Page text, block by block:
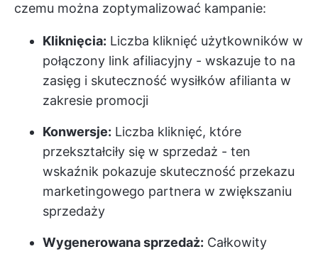
czemu można zoptymalizować kampanie:
Kliknięcia: Liczba kliknięć użytkowników w
połączony link afiliacyjny - wskazuje to na
zasięg i skuteczność wysiłków afilianta w
zakresie promocji
Konwersje: Liczba kliknięć, które
przekształciły się w sprzedaż - ten
wskaźnik pokazuje skuteczność przekazu
marketingowego partnera w zwiększaniu
sprzedaży
Wygenerowana sprzedaż: Całkowity